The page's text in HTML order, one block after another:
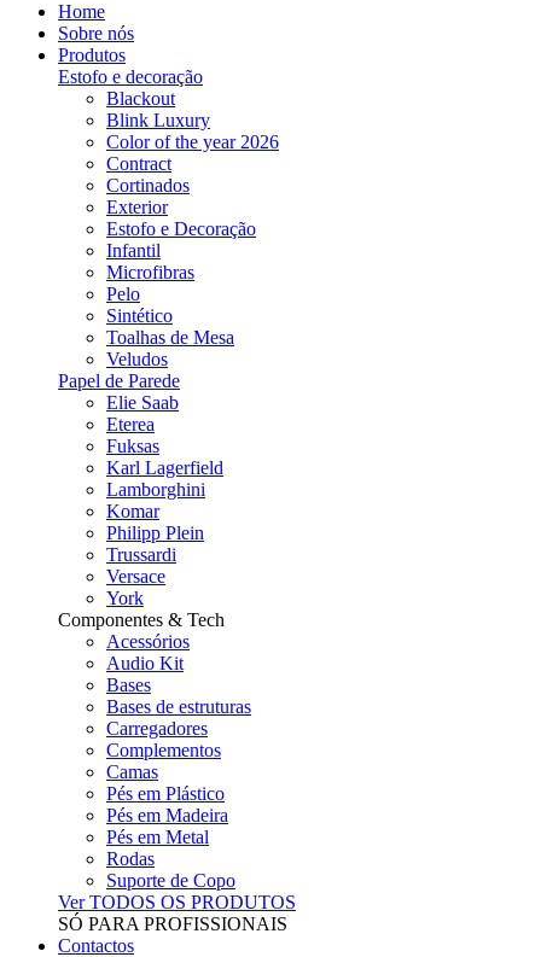
Home
Sobre nós
Produtos
Estofo e decoração
Blackout
Blink Luxury
Color of the year 2026
Contract
Cortinados
Exterior
Estofo e Decoração
Infantil
Microfibras
Pelo
Sintético
Toalhas de Mesa
Veludos
Papel de Parede
Elie Saab
Eterea
Fuksas
Karl Lagerfield
Lamborghini
Komar
Philipp Plein
Trussardi
Versace
York
Componentes & Tech
Acessórios
Audio Kit
Bases
Bases de estruturas
Carregadores
Complementos
Camas
Pés em Plástico
Pés em Madeira
Pés em Metal
Rodas
Suporte de Copo
Ver TODOS OS PRODUTOS
SÓ PARA PROFISSIONAIS
Contactos